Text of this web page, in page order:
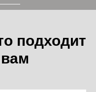
подходит